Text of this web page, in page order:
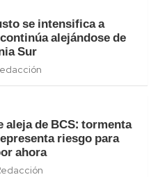
se intensifica a
alejándose de
Sur
aleja de BCS: tormenta
riesgo para
ahora